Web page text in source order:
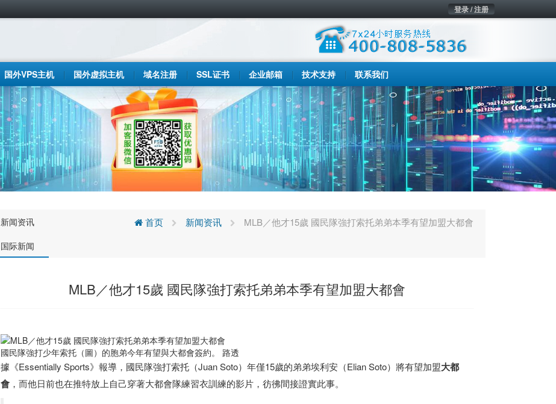
登录 / 注册
国外VPS主机 国外虚拟主机 域名注册 SSL证书 企业邮箱 技术支持 联系我们
新闻资讯
国际新闻
首页 新闻资讯 MLB／他才15歲 國民隊強打索托弟弟本季有望加盟大都會
MLB／他才15歲 國民隊強打索托弟弟本季有望加盟大都會
國民隊強打少年索托（圖）的胞弟今年有望與大都會簽約。 路透
據《Essentially Sports》報導，國民隊強打索托（Juan Soto）年僅15歲的弟弟埃利安（Elian Soto）將有望加盟大都
會 ，而他日前也在推特放上自己穿著大都會隊練習衣訓練的影片，彷彿間接證實此事。